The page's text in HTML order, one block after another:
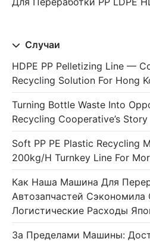
Случаи
HDPE PP Pelletizing Line —
Recycling Solution For Hong
Turning Bottle Waste Into
Recycling Cooperative’s Story
Soft PP PE Plastic Recycling
200kg/h Turnkey Line For
Как Наша Машина Для
Автозапчастей
Логистические Расходы
За Пределами Машины: